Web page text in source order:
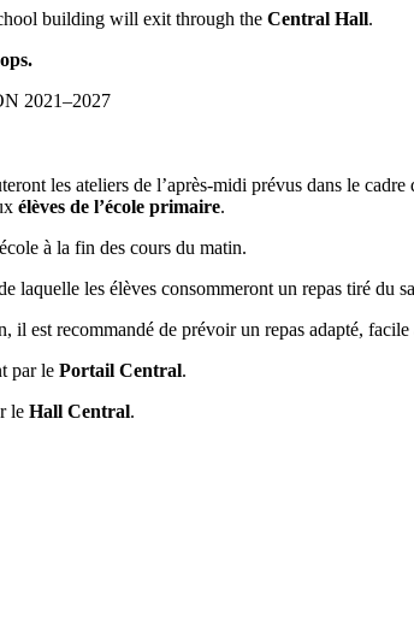
building will exit through the Central Hall.
2021–2027
les ateliers de l’après-midi prévus dans le cadre
élèves de l’école primaire.
à la fin des cours du matin.
laquelle les élèves consommeront un repas tiré du
il est recommandé de prévoir un repas adapté,
par le Portail Central.
le Hall Central.